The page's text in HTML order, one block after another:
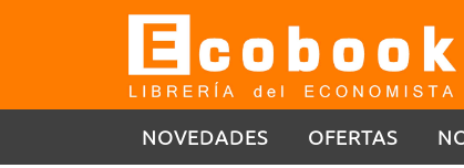
NOVEDADES OFERTAS